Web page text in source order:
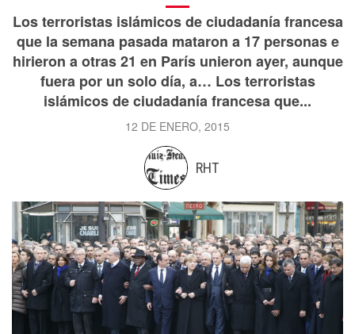
Los terroristas islámicos de ciudadanía francesa
que la semana pasada mataron a 17 personas e
hirieron a otras 21 en París unieron ayer, aunque
fuera por un solo día, a… Los terroristas
islámicos de ciudadanía francesa que...
12 DE ENERO, 2015
RHT